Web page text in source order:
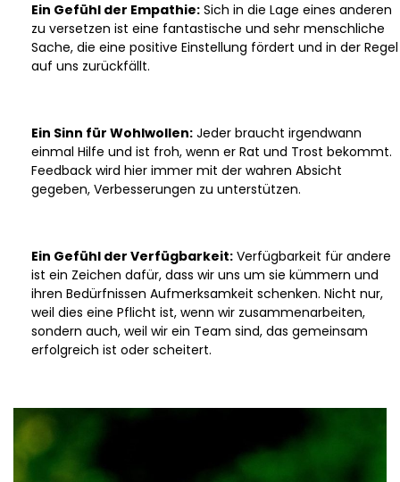
Ein Gefühl der Empathie: Sich in die Lage eines anderen
zu versetzen ist eine fantastische und sehr menschliche
Sache, die eine positive Einstellung fördert und in der Regel
auf uns zurückfällt.
Ein Sinn für Wohlwollen: Jeder braucht irgendwann
einmal Hilfe und ist froh, wenn er Rat und Trost bekommt.
Feedback wird hier immer mit der wahren Absicht
gegeben, Verbesserungen zu unterstützen.
Ein Gefühl der Verfügbarkeit: Verfügbarkeit für andere
ist ein Zeichen dafür, dass wir uns um sie kümmern und
ihren Bedürfnissen Aufmerksamkeit schenken. Nicht nur,
weil dies eine Pflicht ist, wenn wir zusammenarbeiten,
sondern auch, weil wir ein Team sind, das gemeinsam
erfolgreich ist oder scheitert.